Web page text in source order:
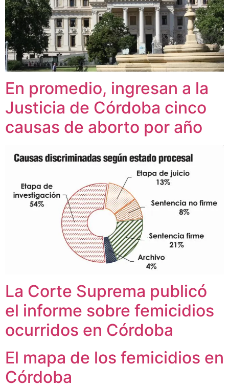
En promedio, ingresan a la
Justicia de Córdoba cinco
causas de aborto por año
La Corte Suprema publicó
el informe sobre femicidios
ocurridos en Córdoba
El mapa de los femicidios en
Córdoba